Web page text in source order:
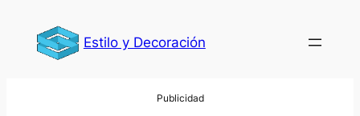
contenido
Estilo y Decoración